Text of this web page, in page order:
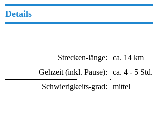
Details
Strecken-länge:
ca. 14 km
Gehzeit (inkl. Pause):
ca. 4 - 5 Std.
Schwierigkeits-grad:
mittel